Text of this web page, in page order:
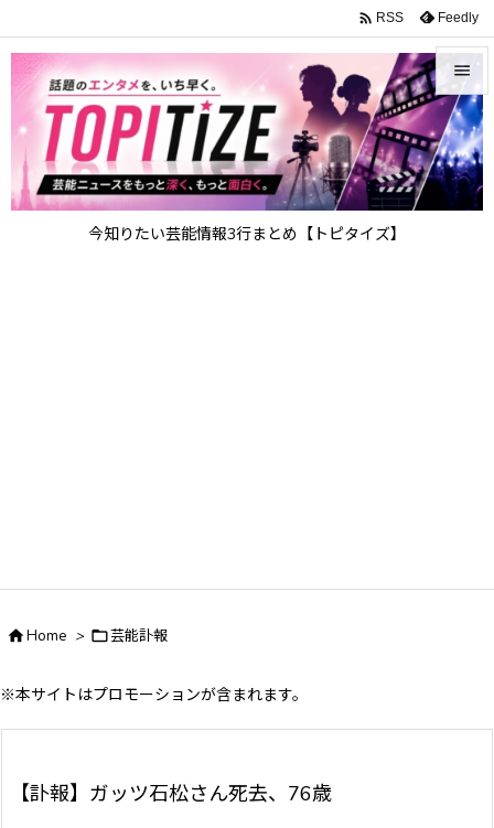
今知りたい芸能情報3行まとめ【トピタイズ】


メニュ

サイド
 RSS Feedly
Home > 芸能訃報
※本サイトはプロモーションが含まれます。
【訃報】ガッツ石松さん死去、76歳